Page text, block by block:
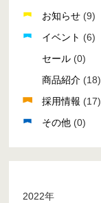
お知らせ (9)
イベント (6)
セール (0)
商品紹介 (18)
採用情報 (17)
その他 (0)
2022年